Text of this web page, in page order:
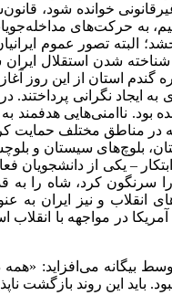
به حرکت‌های
البته تصور عموم
گندم استان از
نگرانی پرداختند.
ناامنی‌هایی هدفمند
مناطق مختلف حمایت
بلوچ‌های سیستان و
کرد، شاه را به
و نیز ایران به
در مواجهه با انقلاب
بیگانه می‌افزاید:
باید این روند بازگشت